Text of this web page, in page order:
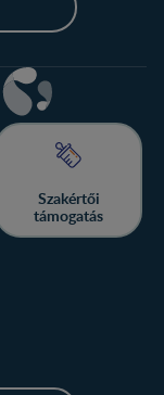
Szakértői
támogatás